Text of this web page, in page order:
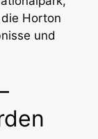
Horton
und